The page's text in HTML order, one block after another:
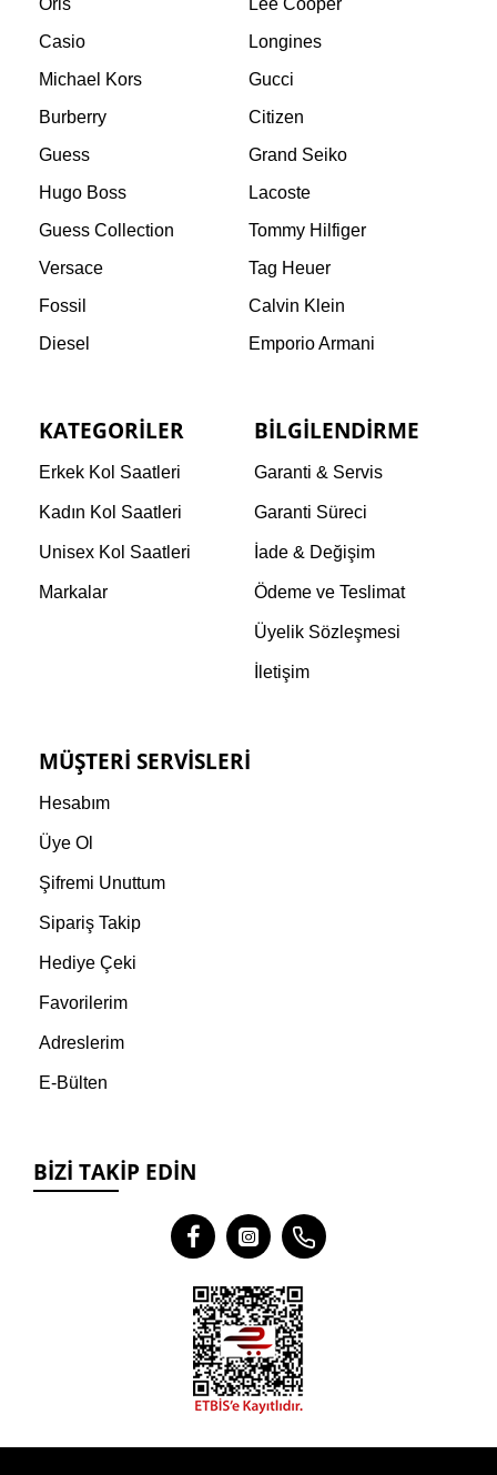
Oris
Lee Cooper
Casio
Longines
Michael Kors
Gucci
Burberry
Citizen
Guess
Grand Seiko
Hugo Boss
Lacoste
Guess Collection
Tommy Hilfiger
Versace
Tag Heuer
Fossil
Calvin Klein
Diesel
Emporio Armani
KATEGORILER
Erkek Kol Saatleri
Kadın Kol Saatleri
Unisex Kol Saatleri
Markalar
BILGILENDIRME
Garanti & Servis
Garanti Süreci
İade & Değişim
Ödeme ve Teslimat
Üyelik Sözleşmesi
İletişim
MÜŞTERI SERVISLERI
Hesabım
Üye Ol
Şifremi Unuttum
Sipariş Takip
Hediye Çeki
Favorilerim
Adreslerim
E-Bülten
BIZI TAKIP EDIN